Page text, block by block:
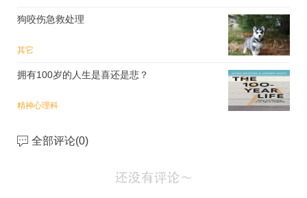
狗咬伤急救处理
其它
拥有100岁的人生是喜还是悲？
精神心理科
全部评论(0)